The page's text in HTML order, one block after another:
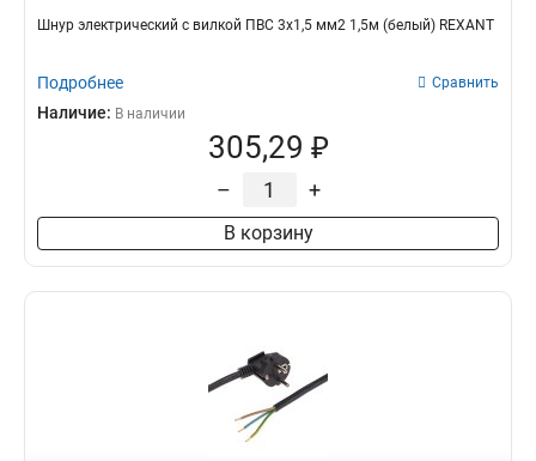
Шнур электрический с вилкой ПВС 3х1,5 мм2 1,5м (белый) REXANT
Подробнее Сравнить
Наличие: В наличии
305,29 ₽
– +
В корзину